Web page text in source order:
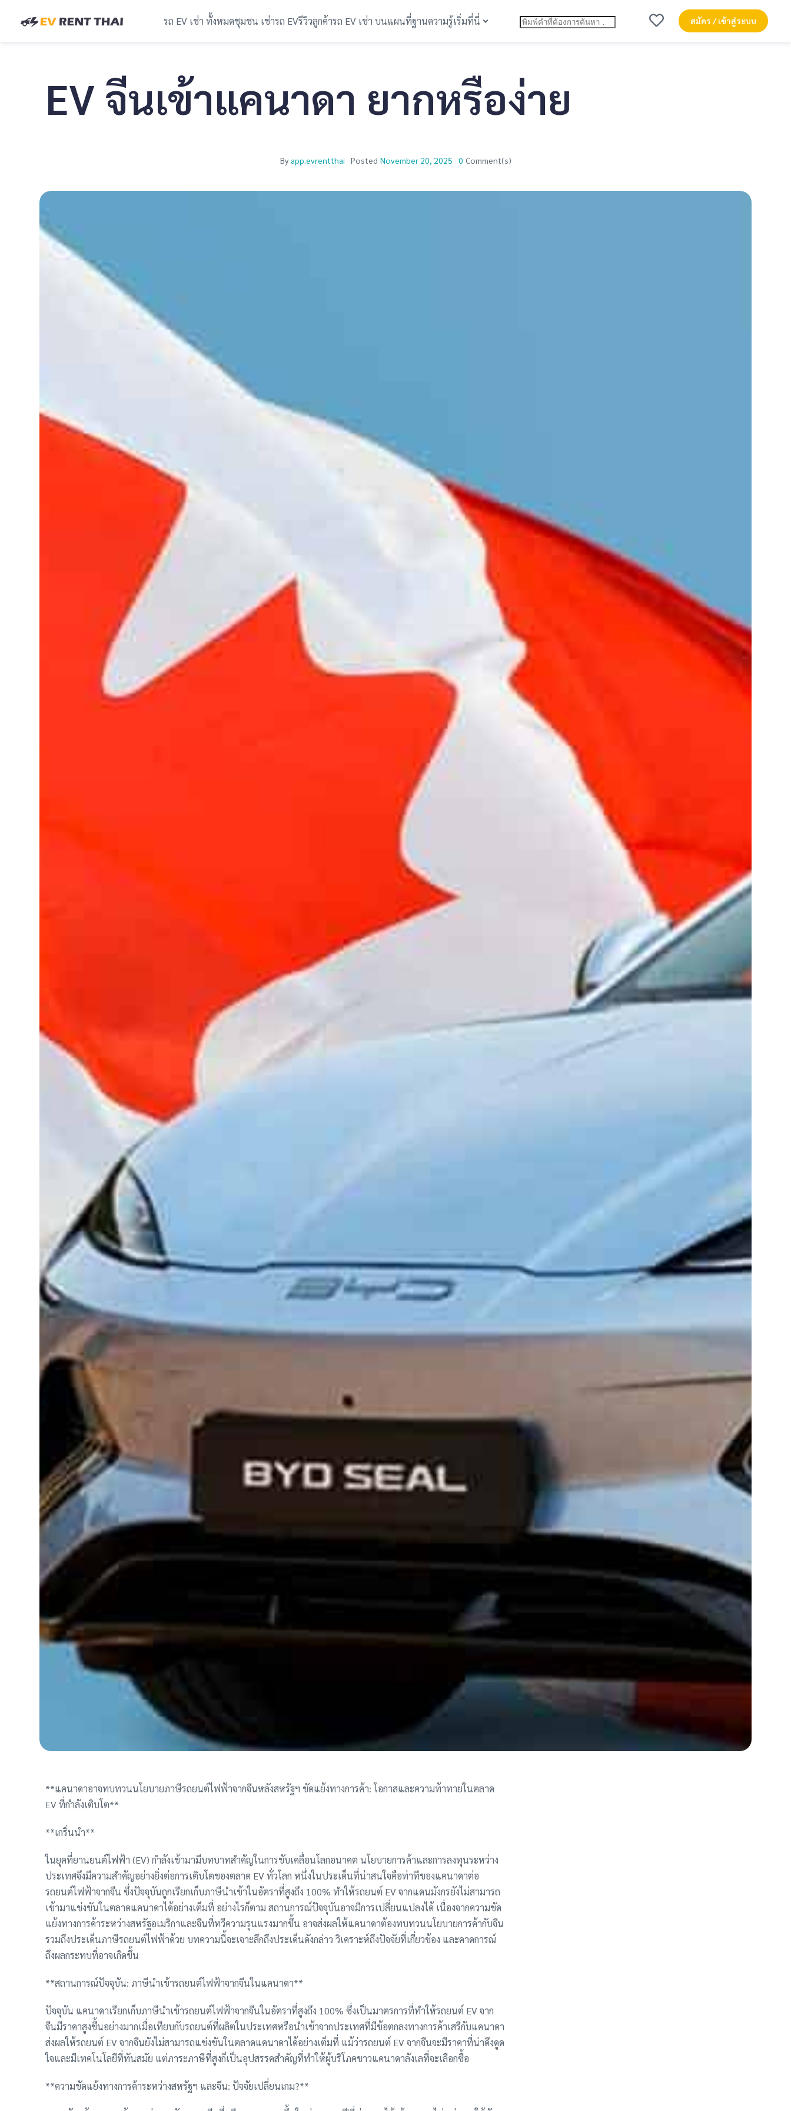
รถ EV เช่า ทั้งหมดชุมชน เช่ารถ EVรีวิวลูกค้ารถ EV เช่า บนแผนที่ฐานความรู้เริ่มที่นี่ สมัคร / เข้าสู่ระบบ
EV จีนเข้าแคนาดา ยากหรือง่าย
By app.evrentthai Posted November 20, 2025 0 Comment(s)
**แคนาดาอาจทบทวนนโยบายภาษีรถยนต์ไฟฟ้าจากจีนหลังสหรัฐฯ ขัดแย้งทางการค้า: โอกาสและความท้าทายในตลาด
EV ที่กำลังเติบโต**
**เกริ่นนำ**
ในยุคที่ยานยนต์ไฟฟ้า (EV) กำลังเข้ามามีบทบาทสำคัญในการขับเคลื่อนโลกอนาคต นโยบายการค้าและการลงทุนระหว่าง
ประเทศจึงมีความสำคัญอย่างยิ่งต่อการเติบโตของตลาด EV ทั่วโลก หนึ่งในประเด็นที่น่าสนใจคือท่าทีของแคนาดาต่อ
รถยนต์ไฟฟ้าจากจีน ซึ่งปัจจุบันถูกเรียกเก็บภาษีนำเข้าในอัตราที่สูงถึง 100% ทำให้รถยนต์ EV จากแดนมังกรยังไม่สามารถ
เข้ามาแข่งขันในตลาดแคนาดาได้อย่างเต็มที่ อย่างไรก็ตาม สถานการณ์ปัจจุบันอาจมีการเปลี่ยนแปลงได้ เนื่องจากความขัด
แย้งทางการค้าระหว่างสหรัฐอเมริกาและจีนที่ทวีความรุนแรงมากขึ้น อาจส่งผลให้แคนาดาต้องทบทวนนโยบายการค้ากับจีน
รวมถึงประเด็นภาษีรถยนต์ไฟฟ้าด้วย บทความนี้จะเจาะลึกถึงประเด็นดังกล่าว วิเคราะห์ถึงปัจจัยที่เกี่ยวข้อง และคาดการณ์
ถึงผลกระทบที่อาจเกิดขึ้น
**สถานการณ์ปัจจุบัน: ภาษีนำเข้ารถยนต์ไฟฟ้าจากจีนในแคนาดา**
ปัจจุบัน แคนาดาเรียกเก็บภาษีนำเข้ารถยนต์ไฟฟ้าจากจีนในอัตราที่สูงถึง 100% ซึ่งเป็นมาตรการที่ทำให้รถยนต์ EV จาก
จีนมีราคาสูงขึ้นอย่างมากเมื่อเทียบกับรถยนต์ที่ผลิตในประเทศหรือนำเข้าจากประเทศที่มีข้อตกลงทางการค้าเสรีกับแคนาดา
ส่งผลให้รถยนต์ EV จากจีนยังไม่สามารถแข่งขันในตลาดแคนาดาได้อย่างเต็มที่ แม้ว่ารถยนต์ EV จากจีนจะมีราคาที่น่าดึงดูด
ใจและมีเทคโนโลยีที่ทันสมัย แต่ภาระภาษีที่สูงก็เป็นอุปสรรคสำคัญที่ทำให้ผู้บริโภคชาวแคนาดาลังเลที่จะเลือกซื้อ
**ความขัดแย้งทางการค้าระหว่างสหรัฐฯ และจีน: ปัจจัยเปลี่ยนเกม?**